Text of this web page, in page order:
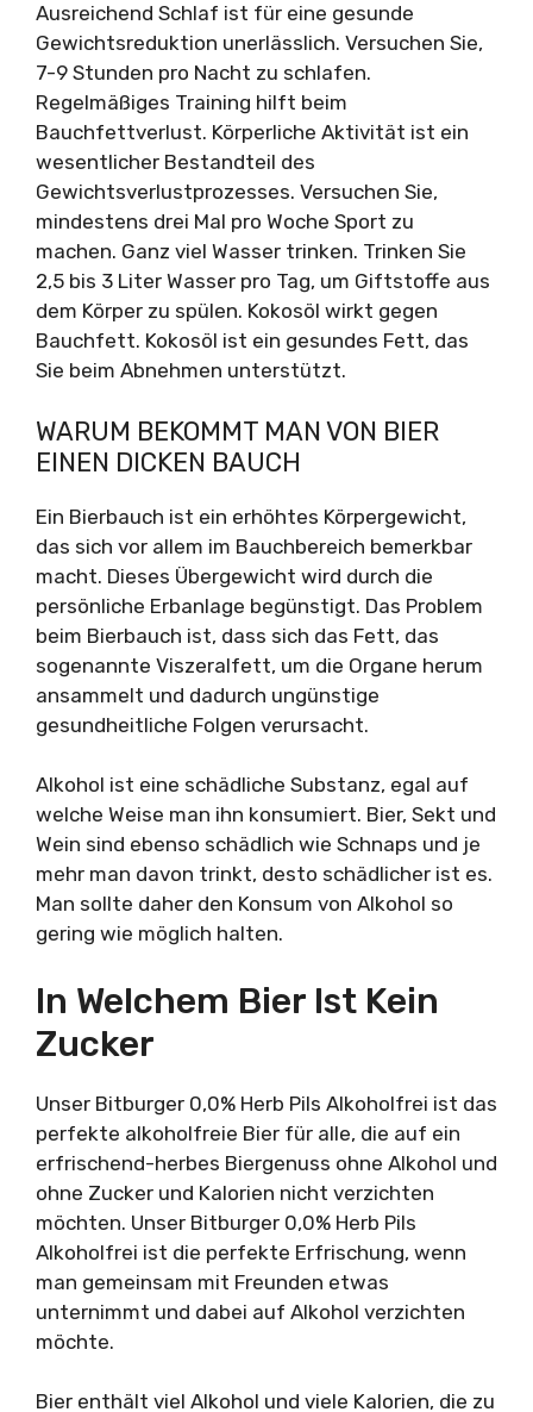
Ausreichend Schlaf ist für eine gesunde
Gewichtsreduktion unerlässlich. Versuchen Sie,
7-9 Stunden pro Nacht zu schlafen.
Regelmäßiges Training hilft beim
Bauchfettverlust. Körperliche Aktivität ist ein
wesentlicher Bestandteil des
Gewichtsverlustprozesses. Versuchen Sie,
mindestens drei Mal pro Woche Sport zu
machen. Ganz viel Wasser trinken. Trinken Sie
2,5 bis 3 Liter Wasser pro Tag, um Giftstoffe aus
dem Körper zu spülen. Kokosöl wirkt gegen
Bauchfett. Kokosöl ist ein gesundes Fett, das
Sie beim Abnehmen unterstützt.
WARUM BEKOMMT MAN VON BIER
EINEN DICKEN BAUCH
Ein Bierbauch ist ein erhöhtes Körpergewicht,
das sich vor allem im Bauchbereich bemerkbar
macht. Dieses Übergewicht wird durch die
persönliche Erbanlage begünstigt. Das Problem
beim Bierbauch ist, dass sich das Fett, das
sogenannte Viszeralfett, um die Organe herum
ansammelt und dadurch ungünstige
gesundheitliche Folgen verursacht.
Alkohol ist eine schädliche Substanz, egal auf
welche Weise man ihn konsumiert. Bier, Sekt und
Wein sind ebenso schädlich wie Schnaps und je
mehr man davon trinkt, desto schädlicher ist es.
Man sollte daher den Konsum von Alkohol so
gering wie möglich halten.
In Welchem Bier Ist Kein
Zucker
Unser Bitburger 0,0% Herb Pils Alkoholfrei ist das
perfekte alkoholfreie Bier für alle, die auf ein
erfrischend-herbes Biergenuss ohne Alkohol und
ohne Zucker und Kalorien nicht verzichten
möchten. Unser Bitburger 0,0% Herb Pils
Alkoholfrei ist die perfekte Erfrischung, wenn
man gemeinsam mit Freunden etwas
unternimmt und dabei auf Alkohol verzichten
möchte.
Bier enthält viel Alkohol und viele Kalorien, die zu